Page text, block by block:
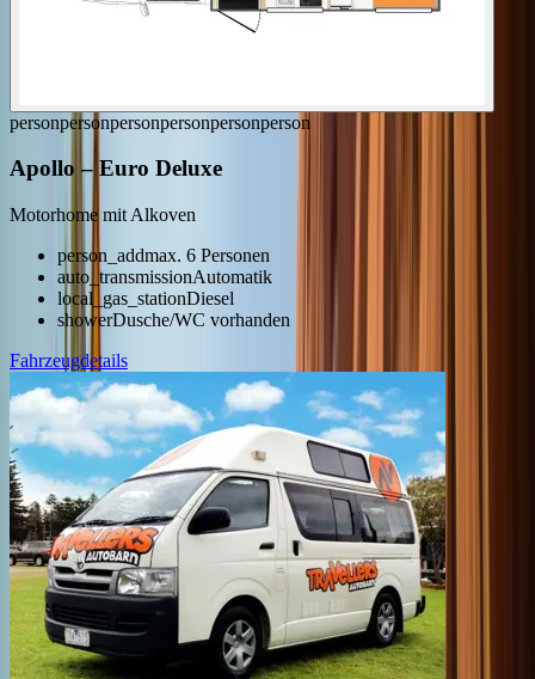
personpersonpersonpersonpersonperson
Apollo – Euro Deluxe
Motorhome mit Alkoven
person_addmax. 6 Personen
auto_transmissionAutomatik
local_gas_stationDiesel
showerDusche/WC vorhanden
Fahrzeugdetails